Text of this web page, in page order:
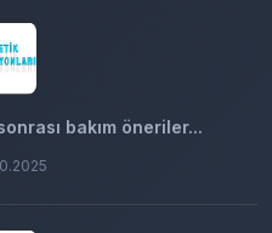
bakım öneriler...